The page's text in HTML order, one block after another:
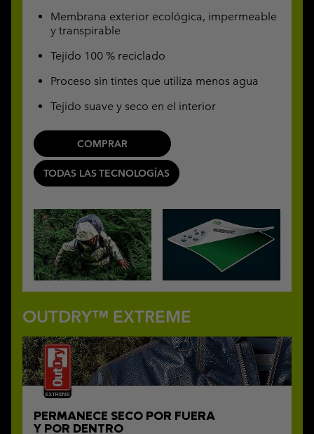
Membrana exterior ecológica, impermeable
y transpirable
Tejido 100 % reciclado
Proceso sin tintes que utiliza menos agua
Tejido suave y seco en el interior
COMPRAR
TODAS LAS TECNOLOGÍAS
OUTDRY™ EXTREME
PERMANECE SECO POR FUERA
Y POR DENTRO